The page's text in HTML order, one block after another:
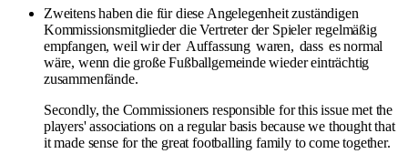
Zweitens haben die für diese Angelegenheit zuständigen
Kommissionsmitglieder die Vertreter der Spieler regelmäßig
empfangen, weil wir der Auffassung waren, dass es normal
wäre, wenn die große Fußballgemeinde wieder einträchtig
zusammenfände.
Secondly, the Commissioners responsible for this issue met the
players' associations on a regular basis because we thought that
it made sense for the great footballing family to come together.